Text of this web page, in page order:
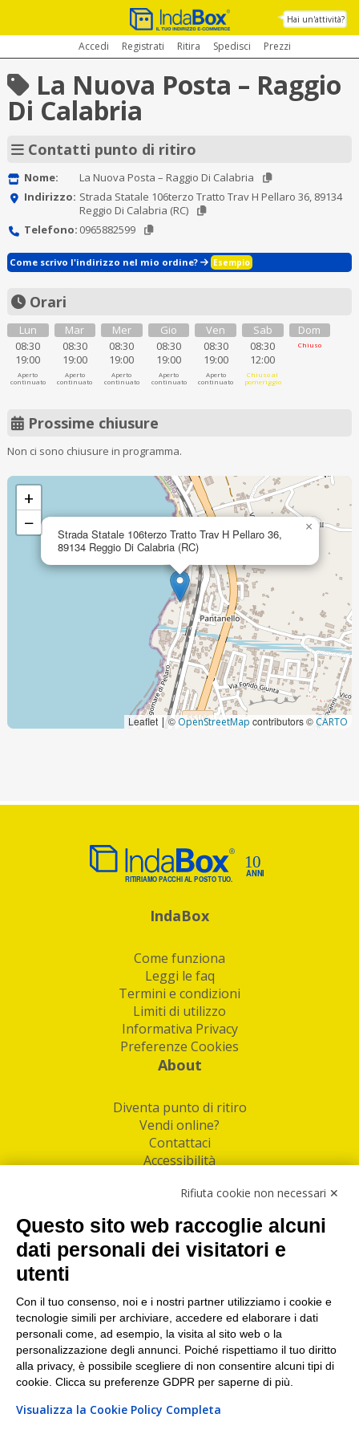
Hai un'attività?
Accedi Registrati Ritira Spedisci Prezzi
La Nuova Posta – Raggio
Di Calabria
Contatti punto di ritiro
Nome:
La Nuova Posta – Raggio Di Calabria
Indirizzo: Strada Statale 106terzo Tratto Trav H Pellaro 36, 89134
Reggio Di Calabria (RC)
Telefono: 0965882599
Come scrivo l'indirizzo nel mio ordine? Esempio
Orari
Lun
08:30
19:00
Aperto
continuato
Mar
08:30
19:00
Aperto
continuato
Mer
08:30
19:00
Aperto
continuato
Gio
08:30
19:00
Aperto
continuato
Ven
08:30
19:00
Aperto
continuato
Sab
08:30
12:00
Chiuso al
pomeriggio
Dom
Chiuso
Prossime chiusure
Non ci sono chiusure in programma.
Strada Statale 106terzo Tratto Trav H Pellaro 36,
89134 Reggio Di Calabria (RC)
×
+
−
Leaflet |© OpenStreetMap contributors ©CARTO
IndaBox
Come funziona
Leggi le faq
Termini e condizioni
Limiti di utilizzo
Informativa Privacy
Preferenze Cookies
About
Diventa punto di ritiro
Vendi online?
Contattaci
Accessibilità
Facebook
Linkedin
I nostri punti di ritiro e spedizione pacchi nelle
maggiori città italiane
Torino|Milano|Roma|Bologna|Firenze| Genova
Napoli|Varese
Rifiuta cookie non necessari ✕
Questo sito web raccoglie alcuni
dati personali dei visitatori e
utenti
Con il tuo consenso, noi e i nostri partner utilizziamo i cookie e
tecnologie simili per archiviare, accedere ed elaborare i dati
personali come, ad esempio, la visita al sito web o la
personalizzazione degli annunci. Poiché rispettiamo il tuo diritto
alla privacy, è possibile scegliere di non consentire alcuni tipi di
cookie. Clicca su preferenze GDPR per saperne di più.
Visualizza la Cookie Policy Completa